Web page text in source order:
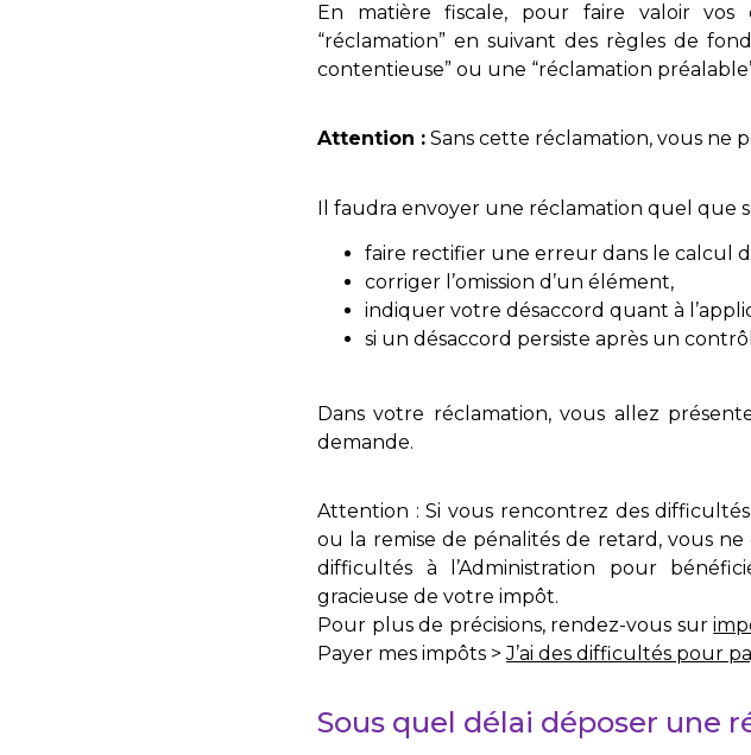
En matière fiscale, pour faire valoir vos
“réclamation” en suivant des règles de
contentieuse” ou une “réclamation
Attention : Sans cette réclamation, vous ne
Il faudra envoyer une réclamation quel que
faire rectifier une erreur dans le calcul
corriger l’omission d’un élément,
indiquer votre désaccord quant à
si un désaccord persiste après un
Dans votre réclamation, vous allez
demande.
Attention : Si vous rencontrez des
ou la remise de pénalités de retard, vous
difficultés à l’Administration pour
gracieuse de votre impôt.
Pour plus de précisions, rendez-vous sur
Payer mes impôts >J’ai des difficultés pour
Sous quel délai déposer une